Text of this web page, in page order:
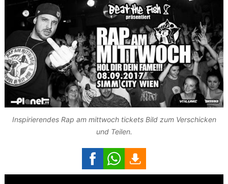
Inspirierendes Rap am mittwoch tickets Bild zum Verschicken
und Teilen.